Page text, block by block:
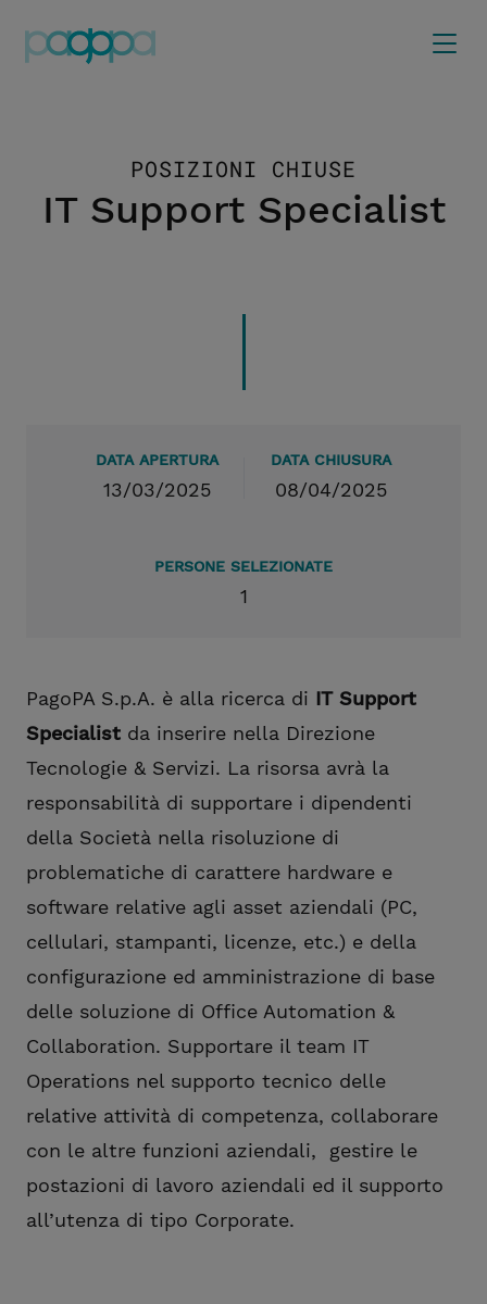
POSIZIONI CHIUSE
IT Support Specialist
DATA APERTURA
13/03/2025
DATA CHIUSURA
08/04/2025
PERSONE SELEZIONATE
1
PagoPA S.p.A. è alla ricerca di IT Support
Specialist da inserire nella Direzione
Tecnologie & Servizi. La risorsa avrà la
responsabilità di supportare i dipendenti
della Società nella risoluzione di
problematiche di carattere hardware e
software relative agli asset aziendali (PC,
cellulari, stampanti, licenze, etc.) e della
configurazione ed amministrazione di base
delle soluzione di Office Automation &
Collaboration. Supportare il team IT
Operations nel supporto tecnico delle
relative attività di competenza, collaborare
con le altre funzioni aziendali, gestire le
postazioni di lavoro aziendali ed il supporto
all’utenza di tipo Corporate.